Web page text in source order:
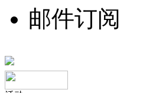
邮件订阅